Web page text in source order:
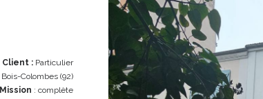
Client : Particulier
Bois-Colombes (92)
Mission : complète